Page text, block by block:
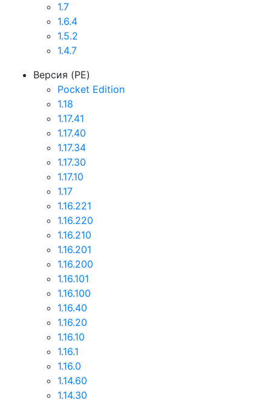
1.7
1.6.4
1.5.2
1.4.7
Версия (PE)
Pocket Edition
1.18
1.17.41
1.17.40
1.17.34
1.17.30
1.17.10
1.17
1.16.221
1.16.220
1.16.210
1.16.201
1.16.200
1.16.101
1.16.100
1.16.40
1.16.20
1.16.10
1.16.1
1.16.0
1.14.60
1.14.30